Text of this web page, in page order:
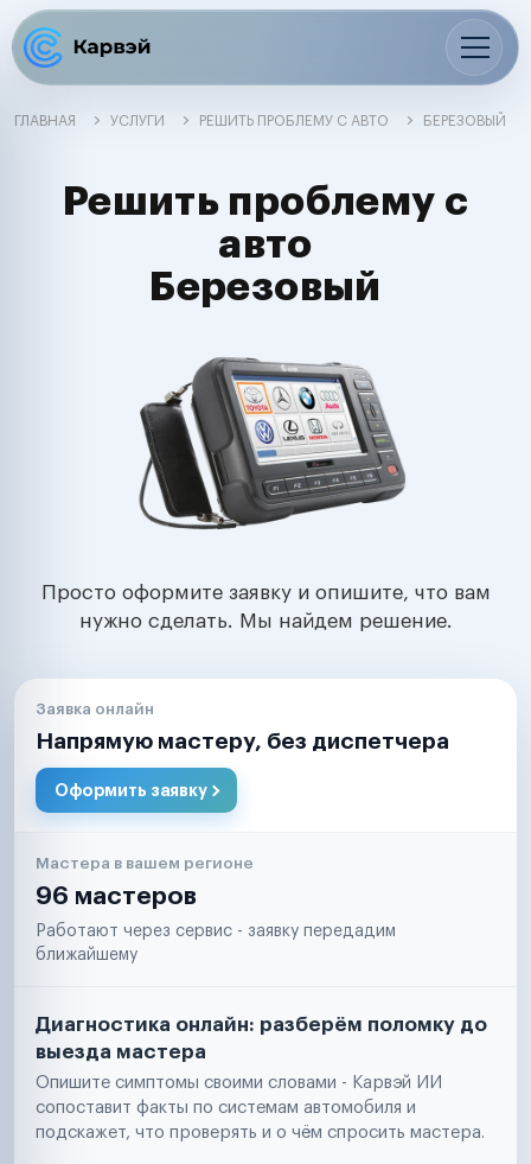
ГЛАВНАЯ УСЛУГИ РЕШИТЬ ПРОБЛЕМУ С АВТО БЕРЕЗОВЫЙ
Решить проблему с
авто
Березовый
Просто оформите заявку и опишите, что вам
нужно сделать. Мы найдем решение.
Заявка онлайн
Напрямую мастеру, без диспетчера
Оформить заявку
Мастера в вашем регионе
96 мастеров
Работают через сервис - заявку передадим
ближайшему
Диагностика онлайн: разберём поломку до
выезда мастера
Опишите симптомы своими словами - Карвэй ИИ
сопоставит факты по системам автомобиля и
подскажет, что проверять и о чём спросить мастера.